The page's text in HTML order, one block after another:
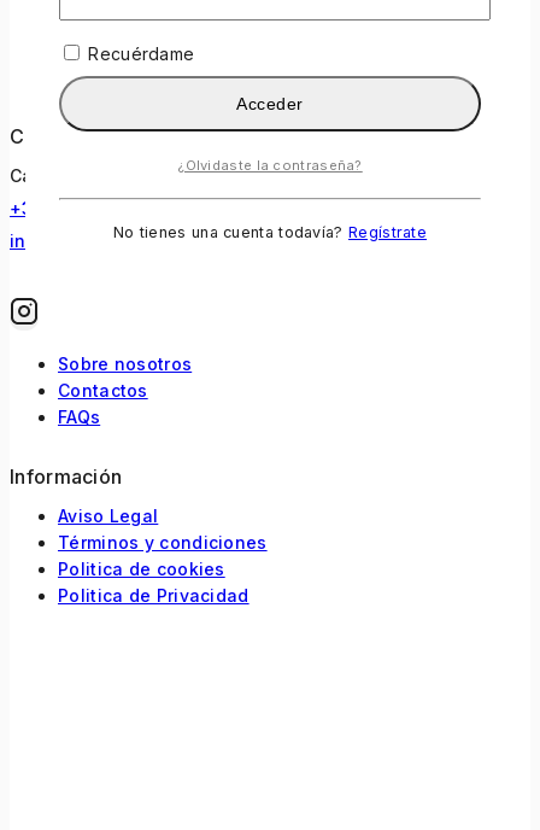
Contacto
Calle Bruc 40, 08010 Barcelona
+34 633 091 330
info@procosmetics.es
Sobre nosotros
Contactos
FAQs
Información
Aviso Legal
Términos y condiciones
Politica de cookies
Politica de Privacidad
Recuérdame
Acceder
¿Olvidaste la contraseña?
No tienes una cuenta todavía? Regístrate